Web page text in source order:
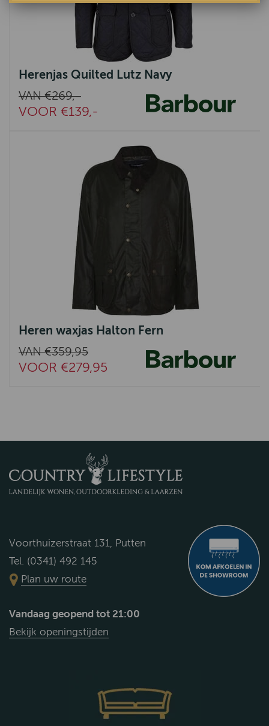
Herenjas Quilted Lutz Navy
VAN €269,-
VOOR €139,-
Heren waxjas Halton Fern
VAN €359,95
VOOR €279,95
Voorthuizerstraat 131, Putten
Tel. (0341) 492 145
Plan uw route
Vandaag geopend tot 21:00
Bekijk openingstijden